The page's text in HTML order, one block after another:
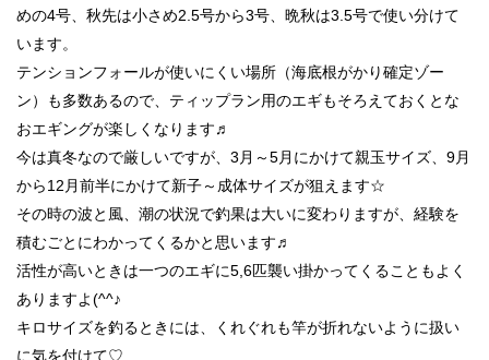
めの4号、秋先は小さめ2.5号から3号、晩秋は3.5号で使い分けて
います。
テンションフォールが使いにくい場所（海底根がかり確定ゾー
ン）も多数あるので、ティップラン用のエギもそろえておくとな
おエギングが楽しくなります♬
今は真冬なので厳しいですが、3月～5月にかけて親玉サイズ、9月
から12月前半にかけて新子～成体サイズが狙えます☆
その時の波と風、潮の状況で釣果は大いに変わりますが、経験を
積むごとにわかってくるかと思います♬
活性が高いときは一つのエギに5,6匹襲い掛かってくることもよく
ありますよ(^^♪
キロサイズを釣るときには、くれぐれも竿が折れないように扱い
に気を付けて♡